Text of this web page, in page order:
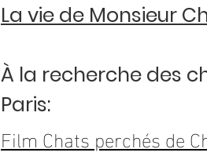
La vie de Monsieur
À la recherche des
Paris:
Film Chats perchés de